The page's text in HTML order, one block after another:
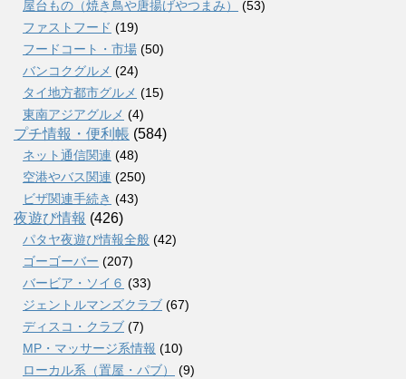
屋台もの（焼き鳥や唐揚げやつまみ）
(53)
ファストフード (19)
フードコート・市場 (50)
バンコクグルメ (24)
タイ地方都市グルメ (15)
東南アジアグルメ (4)
プチ情報・便利帳 (584)
ネット通信関連 (48)
空港やバス関連 (250)
ビザ関連手続き (43)
夜遊び情報 (426)
パタヤ夜遊び情報全般 (42)
ゴーゴーバー (207)
バービア・ソイ６ (33)
ジェントルマンズクラブ (67)
ディスコ・クラブ (7)
MP・マッサージ系情報 (10)
ローカル系（置屋・パブ）
(9)